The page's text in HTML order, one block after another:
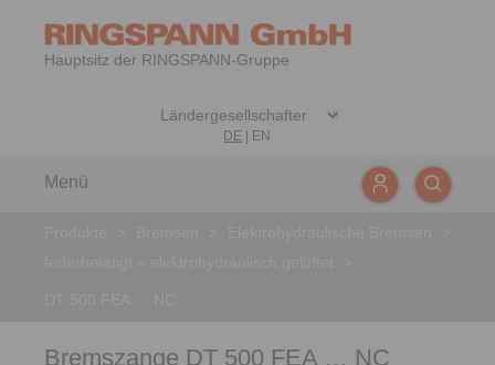
Hauptsitz der RINGSPANN-Gruppe
DE EN
Menü
Bremszange DT 500 FEA … NC